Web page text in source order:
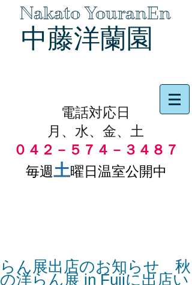
Nakato YouranEn
中藤洋蘭園
電話対応日
月、水、金、土
０４２－５７４－３４８７
毎週土曜日温室公開中
らん展出店のお知らせ 秋
の洋らん展 in Fujiに出店い